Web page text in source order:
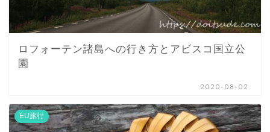
ロフォーテン諸島への行き方とアビスコ国立公
園
2020-08-02
EU旅行